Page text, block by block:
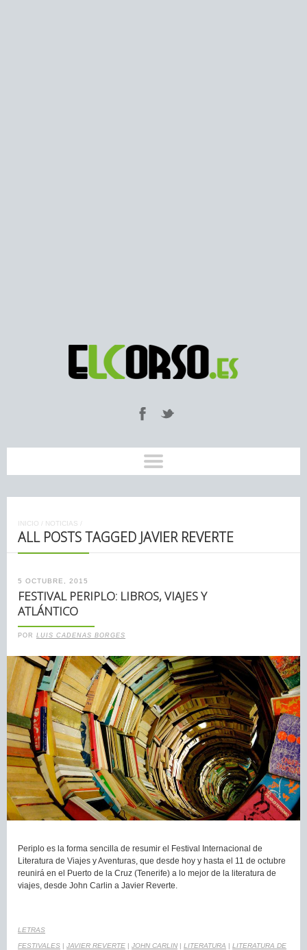
INICIO / NOTICIAS /
ALL POSTS TAGGED JAVIER REVERTE
5 OCTUBRE, 2015
FESTIVAL PERIPLO: LIBROS, VIAJES Y
ATLÁNTICO
POR LUIS CADENAS BORGES
Periplo es la forma sencilla de resumir el Festival Internacional de
Literatura de Viajes y Aventuras, que desde hoy y hasta el 11 de octubre
reunirá en el Puerto de la Cruz (Tenerife) a lo mejor de la literatura de
viajes, desde John Carlin a Javier Reverte.
LETRAS
FESTIVALES | JAVIER REVERTE | JOHN CARLIN | LITERATURA | LITERATURA DE